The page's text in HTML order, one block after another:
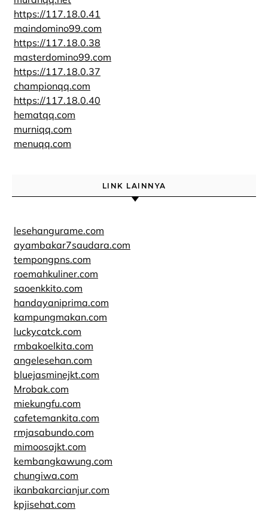
https://117.18.0.41
maindomino99.com
https://117.18.0.38
masterdomino99.com
https://117.18.0.37
championqq.com
https://117.18.0.40
hematqq.com
murniqq.com
menuqq.com
LINK LAINNYA
lesehangurame.com
ayambakar7saudara.com
tempongpns.com
roemahkuliner.com
saoenkkito.com
handayaniprima.com
kampungmakan.com
luckycatck.com
rmbakoelkita.com
angelesehan.com
bluejasminejkt.com
Mrobak.com
miekungfu.com
cafetemankita.com
rmjasabundo.com
mimoosajkt.com
kembangkawung.com
chungiwa.com
ikanbakarcianjur.com
kpjisehat.com